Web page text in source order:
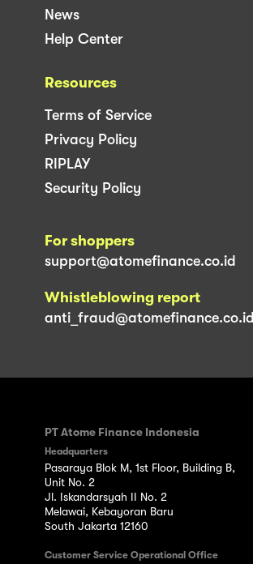
News
Help Center
Resources
Terms of Service
Privacy Policy
RIPLAY
Security Policy
For shoppers
support@atomefinance.co.id
Whistleblowing report
anti_fraud@atomefinance.co.id
PT Atome Finance Indonesia
Headquarters
Pasaraya Blok M, 1st Floor, Building B,
Unit No. 2
Jl. Iskandarsyah II No. 2
Melawai, Kebayoran Baru
South Jakarta 12160
Customer Service Operational Office